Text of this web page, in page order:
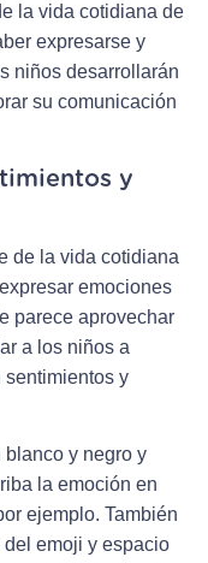
la vida cotidiana de
expresarse y
niños desarrollarán
su comunicación
y
de la vida cotidiana
emociones
parece aprovechar
a los niños a
y
y negro y
la emoción en
ejemplo. También
emoji y espacio